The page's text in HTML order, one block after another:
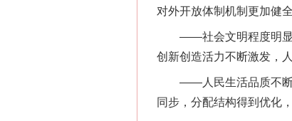
对外开放体制机制更加健
——社会文明程度明显提
创新创造活力不断激发，
——人民生活品质不断提
同步，分配结构得到优化